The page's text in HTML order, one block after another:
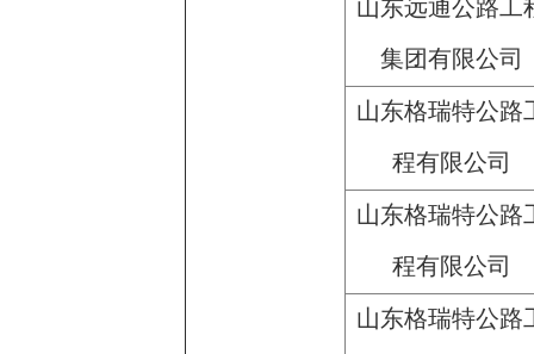
山东远通公路工
集团有限公司
山东格瑞特公路
程有限公司
山东格瑞特公路
程有限公司
山东格瑞特公路